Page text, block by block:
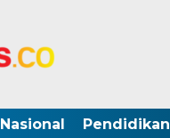
Nasional Pendidikan